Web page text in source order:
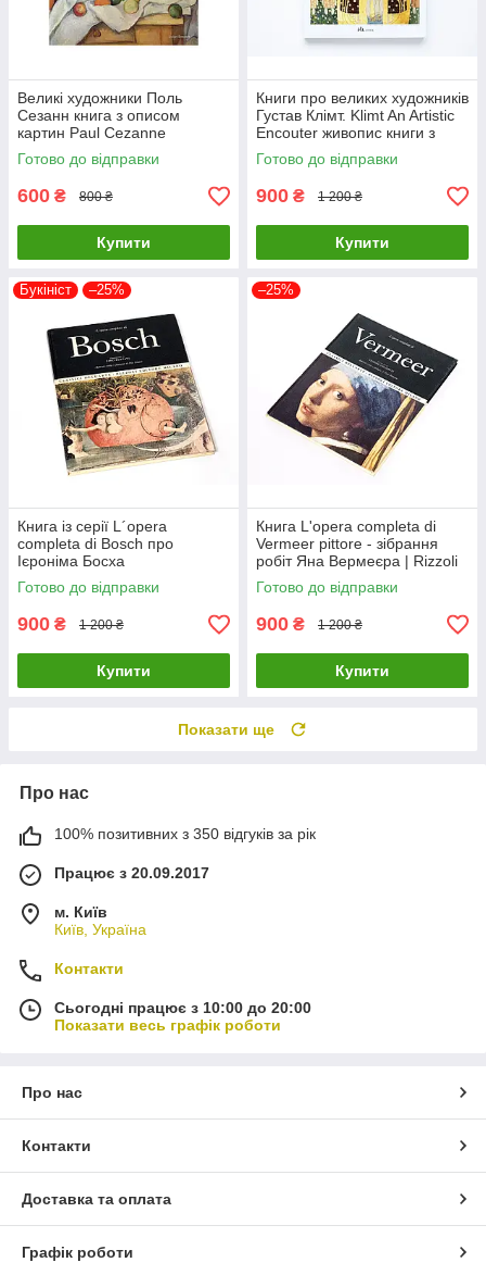
Великі художники Поль
Сезанн книга з описом
картин Paul Cezanne
Masterpieces of Art. Dr Julian
Beecroft
Готово до відправки
600 ₴ 800 ₴
Купити
Книги про великих художників
Густав Клімт. Klimt An Artistic
Encouter живопис книги з
історії мистецтва
Готово до відправки
900 ₴ 1 200 ₴
Купити
Букініст –25%
Книга із серії L´opera
completa di Bosch про
Ієроніма Босха
нідерландського художника
Готово до відправки
900 ₴ 1 200 ₴
Купити
–25%
Книга L'opera completa di
Vermeer pittore - зібрання
робіт Яна Вермеєра | Rizzoli
Готово до відправки
900 ₴ 1 200 ₴
Купити
Показати ще
Про нас
100% позитивних з 350 відгуків за рік
Працює з 20.09.2017
м. Київ
Київ, Україна
Контакти
Сьогодні працює з 10:00 до 20:00
Показати весь графік роботи
Про нас
Контакти
Доставка та оплата
Графік роботи